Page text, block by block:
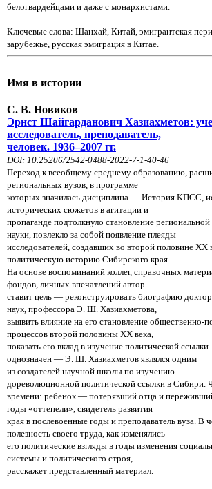
белогвардейцами и даже с монархистами.
Ключевые слова: Шанхай, Китай, эмигрантская
зарубежье, русская эмиграция в Китае.
Имя в истории
С. В. Новиков
Эрнст Шайгарданович Хазиахметов:
исследователь, преподаватель,
человек. 1936–2007 гг.
DOI: 10.25206/2542-0488-2022-7-1-40-46
Переход к всеобщему среднему образованию,
региональных вузов, в программе
которых значилась дисциплина — История КПСС,
исторических сюжетов в агитации и
пропаганде подтолкнуло становление
науки, повлекло за собой появление плеяды
исследователей, создавших во второй половине XX
политическую историю Сибирского края.
На основе воспоминаний коллег, справочных
фондов, личных впечатлений автор
ставит цель — реконструировать биографию
наук, профессора Э. Ш. Хазиахметова,
выявить влияние на его становление общественно-
процессов второй половины XX века,
показать его вклад в изучение политической ссылки.
однозначен — Э. Ш. Хазиахметов являлся одним
из создателей научной школы по изучению
дореволюционной политической ссылки в Сибири.
времени: ребенок — потерявший отца и
годы «оттепели», свидетель развития
края в послевоенные годы и преподаватель вуза. В
полезность своего труда, как изменялись
его политические взгляды в годы изменения
системы и политического строя,
расскажет представленный материал.